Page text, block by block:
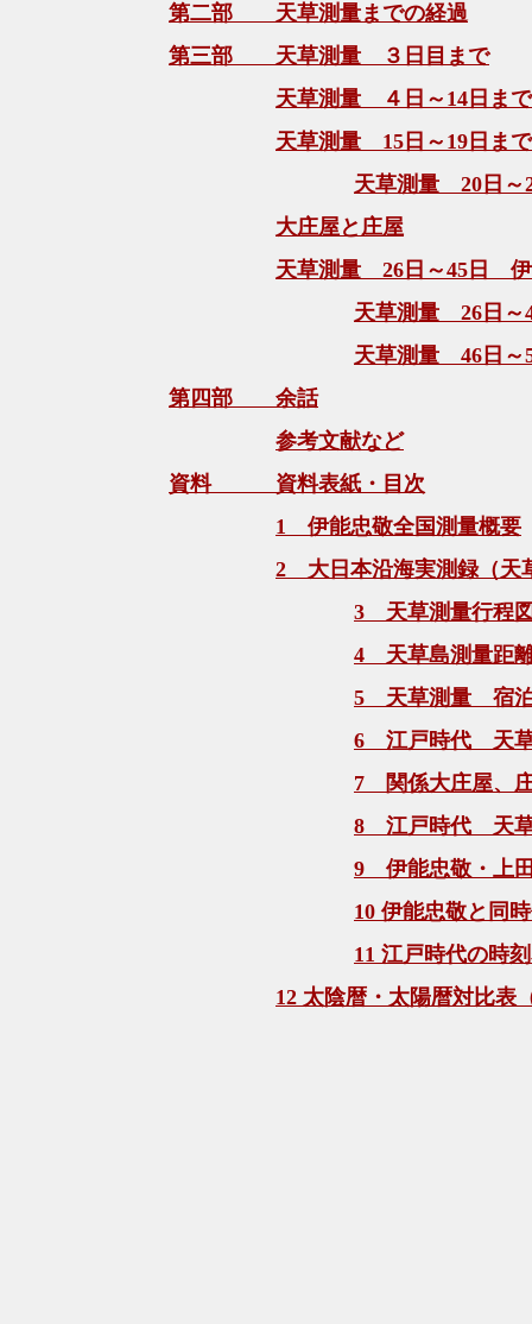
第二部 天草測量までの経過
第三部 天草測量 ３日目まで
天草測量 ４日～14日まで
天草測量 15日～19日まで
天草測量 20日～
大庄屋と庄屋
天草測量 26日～45日 伊
天草測量 26日
天草測量 46日～
第四部 余話
参考文献など
資料 資料表紙・目次
1 伊能忠敬全国測量概要
2 大日本沿海実測録（天
3 天草測量行程
4 天草島測量距
5 天草測量 宿泊
6 江戸時代 天
7 関係大庄屋、
8 江戸時代 天草
9 伊能忠敬・上
10 伊能忠敬と同
11 江戸時代の時
12 太陰暦・太陽暦対比表